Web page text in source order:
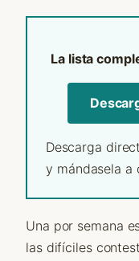
La lista
Descarga
y mándasela a
Una por semana
las difíciles